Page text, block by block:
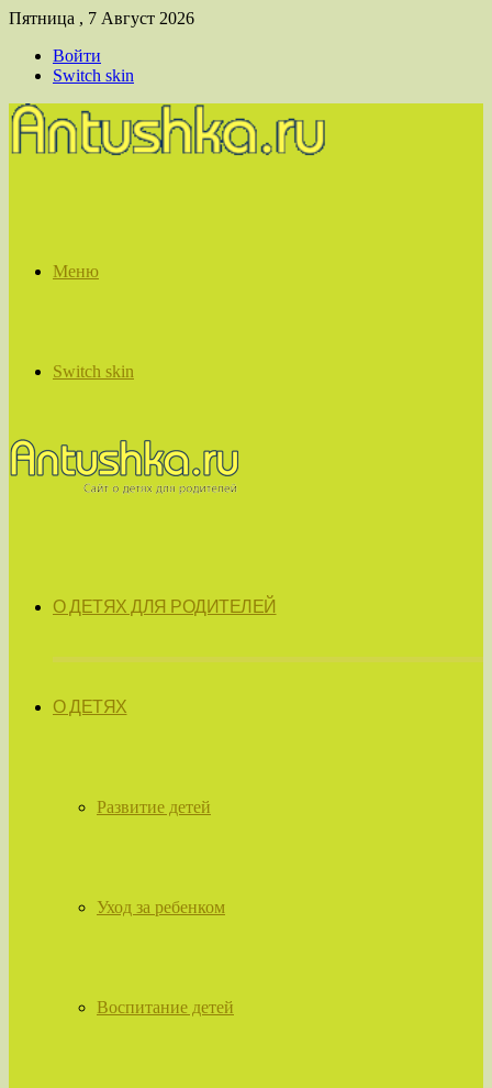
Пятница , 7 Август 2026
Войти
Switch skin
Меню
Switch skin
О ДЕТЯХ ДЛЯ РОДИТЕЛЕЙ
О ДЕТЯХ
Развитие детей
Уход за ребенком
Воспитание детей